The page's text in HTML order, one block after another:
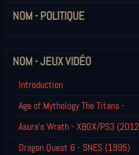
NOM - POLITIQUE
NOM - JEUX VIDÉO
Introduction
Age of Mythology The Titans -
Asura's Wrath - XBOX/PS3 (2012
Dragon Quest 6 - SNES (1995)